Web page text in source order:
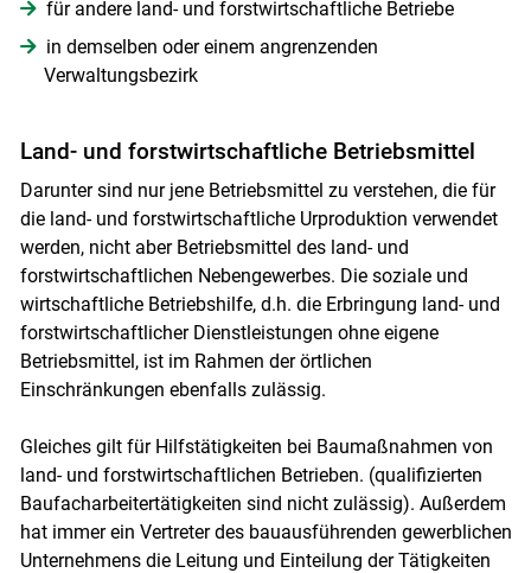
Skip to main content
für andere land- und forstwirtschaftliche Betriebe
in demselben oder einem angrenzenden
Verwaltungsbezirk
Land- und forstwirtschaftliche Betriebsmittel
Darunter sind nur jene Betriebsmittel zu verstehen, die für
die land- und forstwirtschaftliche Urproduktion verwendet
werden, nicht aber Betriebsmittel des land- und
forstwirtschaftlichen Nebengewerbes. Die soziale und
wirtschaftliche Betriebshilfe, d.h. die Erbringung land- und
forstwirtschaftlicher Dienstleistungen ohne eigene
Betriebsmittel, ist im Rahmen der örtlichen
Einschränkungen ebenfalls zulässig.
Gleiches gilt für Hilfstätigkeiten bei Baumaßnahmen von
land- und forstwirtschaftlichen Betrieben. (qualifizierten
Baufacharbeitertätigkeiten sind nicht zulässig). Außerdem
hat immer ein Vertreter des bauausführenden gewerblichen
Unternehmens die Leitung und Einteilung der Tätigkeiten